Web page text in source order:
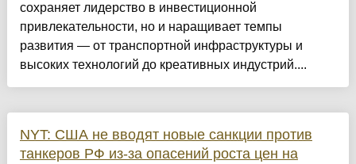
сохраняет лидерство в инвестиционной
привлекательности, но и наращивает темпы
развития — от транспортной инфраструктуры и
высоких технологий до креативных индустрий....
NYT: США не вводят новые санкции против
танкеров РФ из-за опасений роста цен на